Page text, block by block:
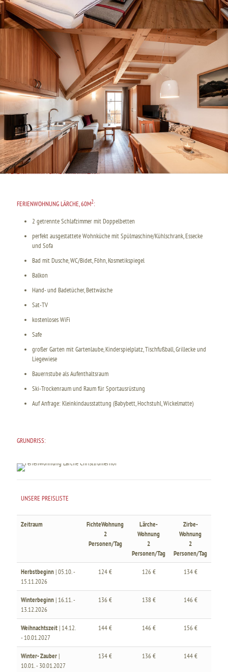
FERIENWOHNUNG LÄRCHE, 60M2:
2 getrennte Schlafzimmer mit Doppelbetten
perfekt ausgestattete Wohnküche mit Spülmaschine/Kühlschrank, Essecke
und Sofa
Bad mit Dusche, WC/Bidet, Föhn, Kosmetikspiegel
Balkon
Hand- und Badetücher, Bettwäsche
Sat-TV
kostenloses WiFi
Safe
großer Garten mit Gartenlaube, Kinderspielplatz, Tischfußball, Grillecke und
Liegewiese
Bauernstube als Aufenthaltsraum
Ski-Trockenraum und Raum für Sportausrüstung
Auf Anfrage: Kleinkindausstattung (Babybett, Hochstuhl, Wickelmatte)
GRUNDRISS:
UNSERE PREISLISTE
Zeitraum
FichteWohnung
2
Personen/Tag
Lärche-
Wohnung
2
Personen/Tag
Zirbe-
Wohnung
2
Personen/Tag
Herbstbeginn| 05.10. -
15.11.2026
124 € 126 € 134 €
Winterbeginn| 16.11. -
13.12.2026
136 € 138 € 146 €
Weihnachtszeit| 14.12.
- 10.01.2027
144 € 146 € 156 €
Winter- Zauber|
10.01. - 30.01.2027
134 € 136 € 144 €